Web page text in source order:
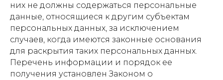
них не должны содержаться персональные
данные, относящиеся к другим субъектам
персональных данных, за исключением
случаев, когда имеются законные основания
для раскрытия таких персональных данных.
Перечень информации и порядок ее
получения установлен Законом о